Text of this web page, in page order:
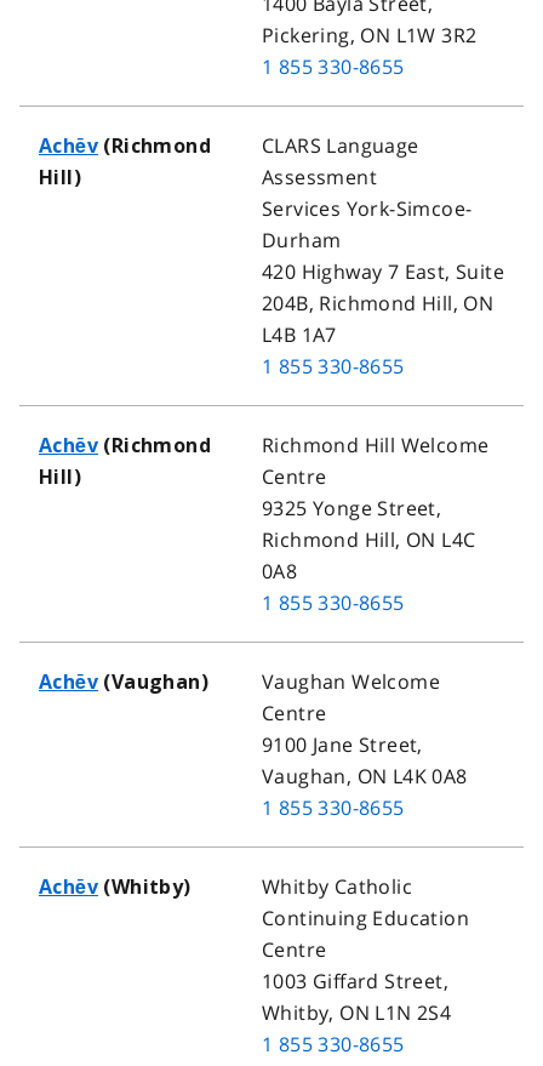
Pickering, ON L1W 3R2
1 855 330-8655
Achēv (Richmond
Hill)
CLARS Language
Assessment
Services York-Simcoe-
Durham
420 Highway 7 East, Suite
204B, Richmond Hill, ON
L4B 1A7
1 855 330-8655
Achēv (Richmond
Hill)
Richmond Hill Welcome
Centre
9325 Yonge Street,
Richmond Hill, ON L4C
0A8
1 855 330-8655
Achēv (Vaughan)
Vaughan Welcome
Centre
9100 Jane Street,
Vaughan, ON L4K 0A8
1 855 330-8655
Achēv (Whitby)
Whitby Catholic
Continuing Education
Centre
1003 Giffard Street,
Whitby, ON L1N 2S4
1 855 330-8655